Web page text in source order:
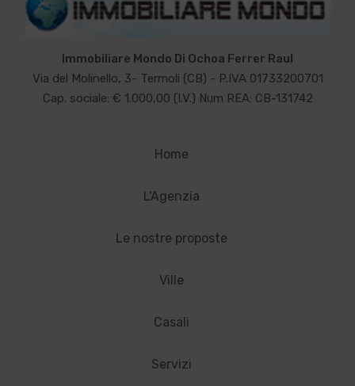
Immobiliare Mondo Di Ochoa Ferrer Raul
Via del Molinello, 3- Termoli (CB) - P.IVA 01733200701
Cap. sociale: € 1.000,00 (I.V.) Num REA: CB-131742
Home
L'Agenzia
Le nostre proposte
Ville
Casali
Servizi